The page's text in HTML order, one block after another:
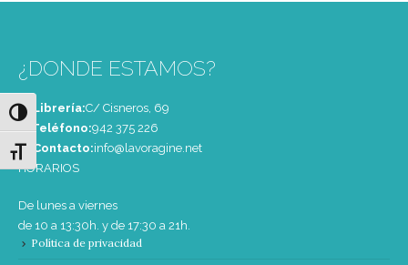
Alternar alto contraste
Alternar tamaño de letra
¿DONDE ESTAMOS?
Librería:C/ Cisneros, 69
Teléfono:‭942 375 226‬
Contacto:info@lavoragine.net
HORARIOS
De lunes a viernes
de 10 a 13:30h. y de 17:30 a 21h.
Política de privacidad